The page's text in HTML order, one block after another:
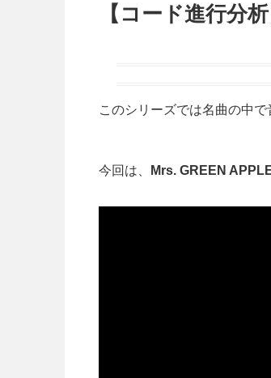
【コード進行分
このシリーズでは名曲の中
今回は、 Mrs. GREEN